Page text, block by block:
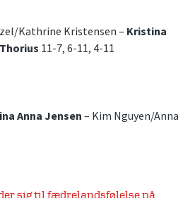
Kathrine Kristensen – Kristina
11-7, 6-11, 4-11
Anna Jensen – Kim Nguyen/Anna
sig til fædrelandsfølelse på